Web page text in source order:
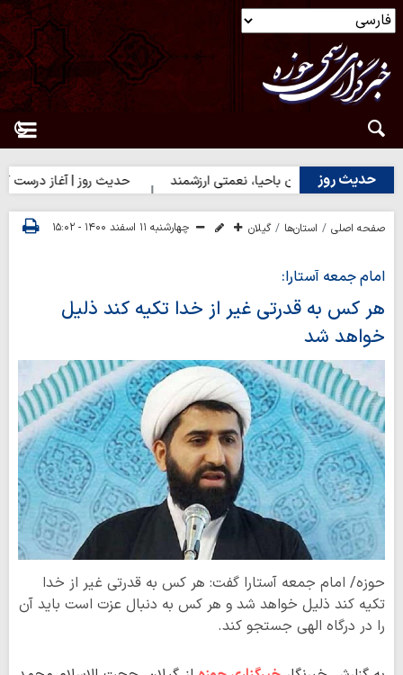
حدیث روز
روز | دختران باحیا، نعمتی ارزشمند حدیث روز | آغاز درست کارها
صفحه اصلی استان‌ها گیلان چهارشنبه ۱۱ اسفند ۱۴۰۰ - ۱۵:۰۲
امام جمعه آستارا:
هر کس به قدرتی غیر از خدا تکیه کند ذلیل
خواهد شد
حوزه/ امام جمعه آستارا گفت: هر کس به قدرتی غیر از خدا
تکیه کند ذلیل خواهد شد و هر کس به دنبال عزت است باید آن
را در درگاه الهی جستجو کند.